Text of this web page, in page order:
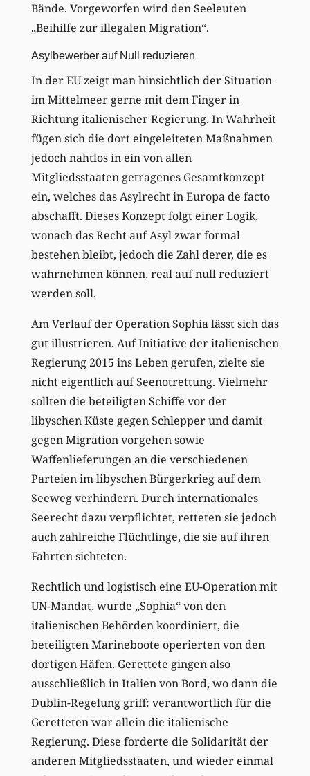
Bände. Vorgeworfen wird den Seeleuten
„Beihilfe zur illegalen Migration“.
Asylbewerber auf Null reduzieren
In der EU zeigt man hinsichtlich der Situation
im Mittelmeer gerne mit dem Finger in
Richtung italienischer Regierung. In Wahrheit
fügen sich die dort eingeleiteten Maßnahmen
jedoch nahtlos in ein von allen
Mitgliedsstaaten getragenes Gesamtkonzept
ein, welches das Asylrecht in Europa de facto
abschafft. Dieses Konzept folgt einer Logik,
wonach das Recht auf Asyl zwar formal
bestehen bleibt, jedoch die Zahl derer, die es
wahrnehmen können, real auf null reduziert
werden soll.
Am Verlauf der Operation Sophia lässt sich das
gut illustrieren. Auf Initiative der italienischen
Regierung 2015 ins Leben gerufen, zielte sie
nicht eigentlich auf Seenotrettung. Vielmehr
sollten die beteiligten Schiffe vor der
libyschen Küste gegen Schlepper und damit
gegen Migration vorgehen sowie
Waffenlieferungen an die verschiedenen
Parteien im libyschen Bürgerkrieg auf dem
Seeweg verhindern. Durch internationales
Seerecht dazu verpflichtet, retteten sie jedoch
auch zahlreiche Flüchtlinge, die sie auf ihren
Fahrten sichteten.
Rechtlich und logistisch eine EU-Operation mit
UN-Mandat, wurde „Sophia“ von den
italienischen Behörden koordiniert, die
beteiligten Marineboote operierten von den
dortigen Häfen. Gerettete gingen also
ausschließlich in Italien von Bord, wo dann die
Dublin-Regelung griff: verantwortlich für die
Geretteten war allein die italienische
Regierung. Diese forderte die Solidarität der
anderen Mitgliedsstaaten, und wieder einmal